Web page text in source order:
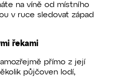
na víně od místního
v ruce sledovat západ
řekami
přímo z její
půjčoven lodí,